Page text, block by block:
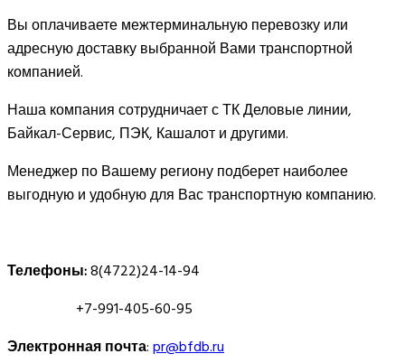
Вы оплачиваете межтерминальную перевозку или
адресную доставку выбранной Вами транспортной
компанией.
Наша компания сотрудничает с ТК Деловые линии,
Байкал-Сервис, ПЭК, Кашалот и другими.
Менеджер по Вашему региону подберет наиболее
выгодную и удобную для Вас транспортную компанию.
Телефоны:8(4722)24-14-94
+7-991-405-60-95
Электронная почта:pr@bfdb.ru